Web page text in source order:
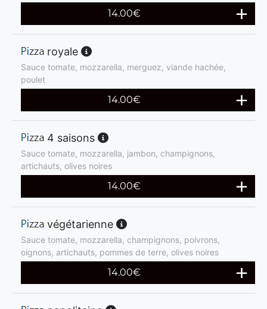
14.00€
royale
Sauce tomate, mozzarella, merguez, viande hachée,
poulet
14.00€
4 saisons
Sauce tomate, mozzarella, jambon, champignons,
artichauts, olives noires
14.00€
végétarienne
Sauce tomate, mozzarella, champignons, poivrons,
oignons, artichauts, pommes de terre, olives noires
14.00€